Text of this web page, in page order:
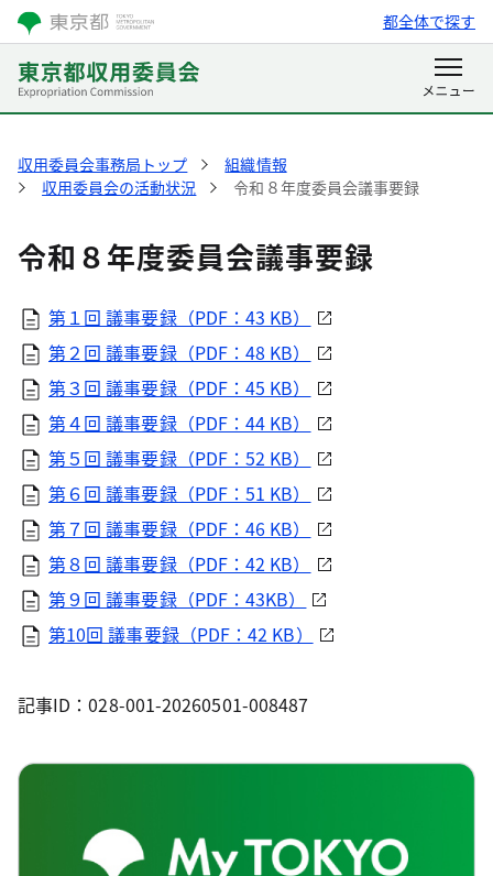
都全体で探す
収用委員会事務局トップ
組織情報
収用委員会の活動状況
令和８年度委員会議事要録
令和８年度委員会議事要録
第１回 議事要録（PDF：43 KB）
第２回 議事要録（PDF：48 KB）
第３回 議事要録（PDF：45 KB）
第４回 議事要録（PDF：44 KB）
第５回 議事要録（PDF：52 KB）
第６回 議事要録（PDF：51 KB）
第７回 議事要録（PDF：46 KB）
第８回 議事要録（PDF：42 KB）
第９回 議事要録（PDF：43KB）
第10回 議事要録（PDF：42 KB）
記事ID：028-001-20260501-008487